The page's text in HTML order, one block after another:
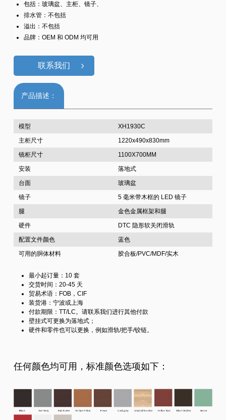
包括：玻璃盆、主柜、镜子、
排水管：不包括
溢出：不包括
品牌：OEM 和 ODM 均可用
联系我们
产品描述：
模型
XH1930C
主柜尺寸
1220x490x830mm
镜柜尺寸
1100X700MM
安装
落地式
台面
玻璃盆
镜子
5 毫米带木框的 LED 镜子
腿
金色金属框架和腿
硬件
DTC 隐形软关闭滑轨
配置文件颜色
蓝色
可用的胴体材料
胶合板/PVC/MDF/实木
最小起订量：10 套
交货时间：20-45 天
贸易术语：FOB，CIF
装货港：宁波或上海
付款期限：TT/LC。请联系我们进行其他付款
壁挂式可更换为落地式；
硬件和零件也可以更换，例如滑轨/把手/铰链。
任何颜色均可用，标准颜色选项如下：